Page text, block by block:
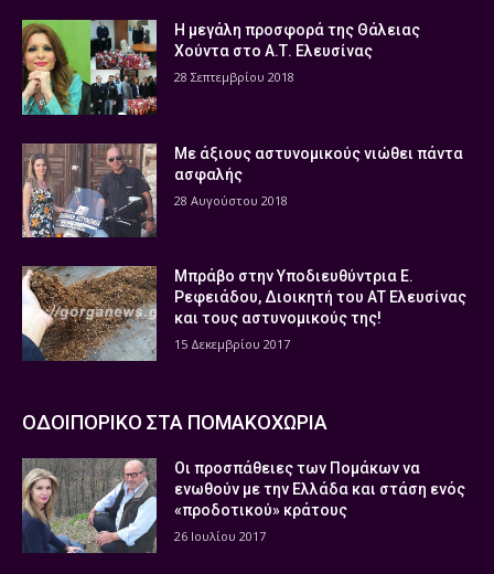
Η μεγάλη προσφορά της Θάλειας
Χούντα στο Α.Τ. Ελευσίνας
28 Σεπτεμβρίου 2018
Με άξιους αστυνομικούς νιώθει πάντα
ασφαλής
28 Αυγούστου 2018
Μπράβο στην Υποδιευθύντρια Ε.
Ρεφειάδου, Διοικητή του ΑΤ Ελευσίνας
και τους αστυνομικούς της!
15 Δεκεμβρίου 2017
ΟΔΟΙΠΟΡΙΚΟ ΣΤΑ ΠΟΜΑΚΟΧΩΡΙΑ
Οι προσπάθειες των Πομάκων να
ενωθούν με την Ελλάδα και στάση ενός
«προδοτικού» κράτους
26 Ιουλίου 2017